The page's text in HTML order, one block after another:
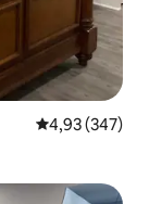
Átlagos
4,93 (347)